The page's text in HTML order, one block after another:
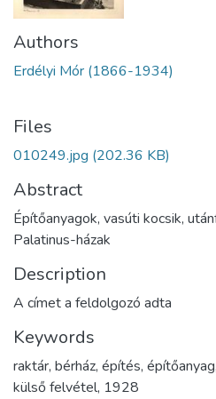
Authors
Erdélyi Mór (1866-1934)
Files
010249.jpg (202.36 KB)
Abstract
Építőanyagok, vasúti kocsik,
Palatinus-házak
Description
A címet a feldolgozó adta
Keywords
raktár, bérház, építés, építőanyag,
külső felvétel, 1928